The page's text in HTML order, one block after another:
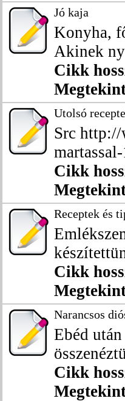
Jó kaja
Konyha,
Akinek
Cikk
Utolsó
Src
Cikk
Receptek és
Cikk
Narancsos
Ebéd
Cikk